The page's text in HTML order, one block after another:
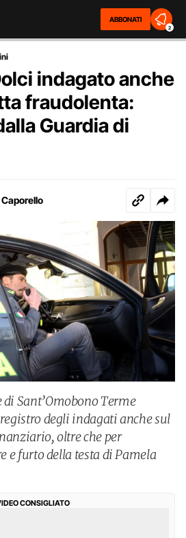
ABBONATI
2
indagato anche
fraudolenta:
Guardia di
Sant’Omobono Terme
degli indagati anche sul
oltre che per
e furto della testa di Pamela
CONSIGLIATO